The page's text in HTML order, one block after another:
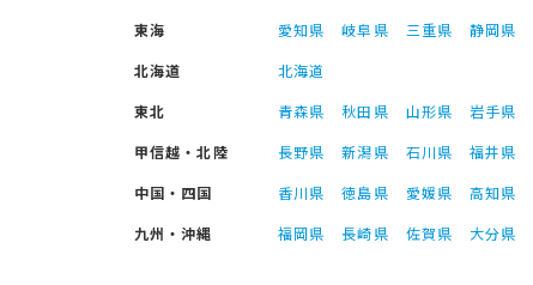
東海
愛知県 岐阜県 三重県
静岡県
北海道
北海道
東北
青森県 秋田県 山形県 岩手県
甲信越・北陸
長野県 新潟県 石川県 福井県
中国・四国
香川県 徳島県 愛媛県 高知県
九州・沖縄
福岡県 長崎県 佐賀県 大分県